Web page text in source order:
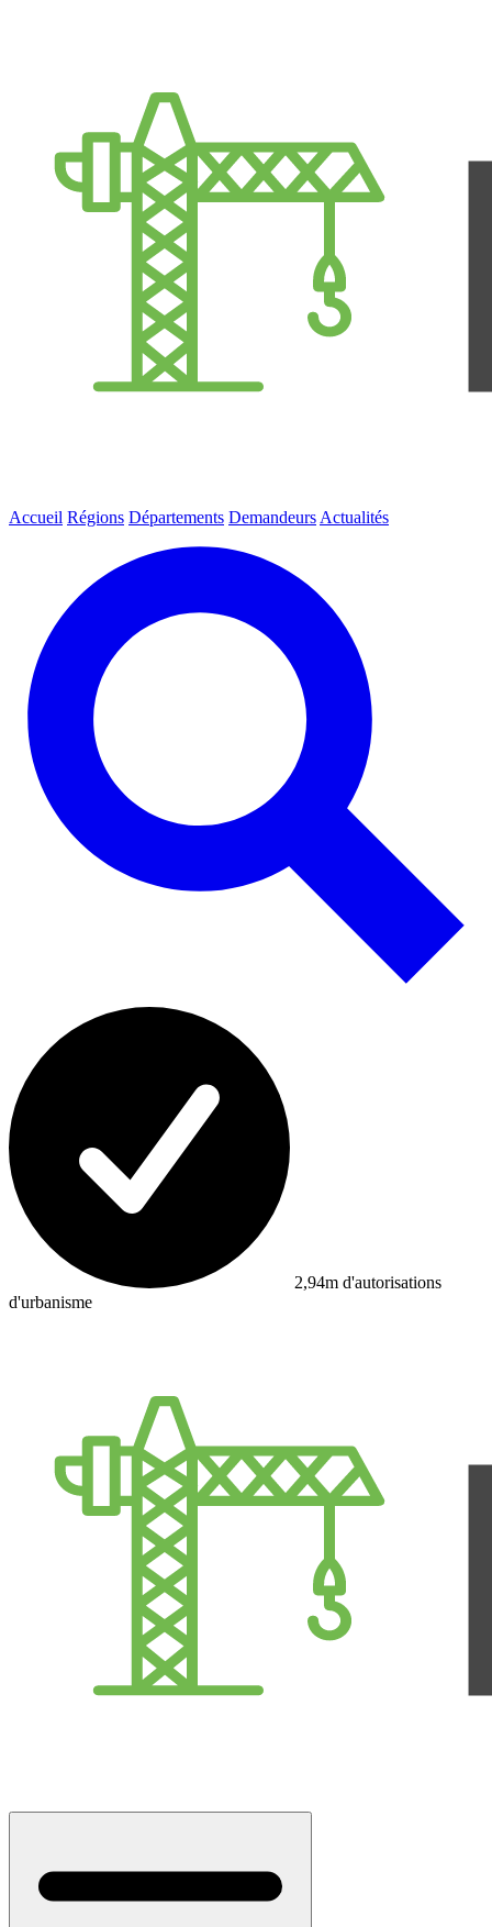
Accueil Régions Départements Demandeurs Actualités
2,94m d'autorisations
d'urbanisme